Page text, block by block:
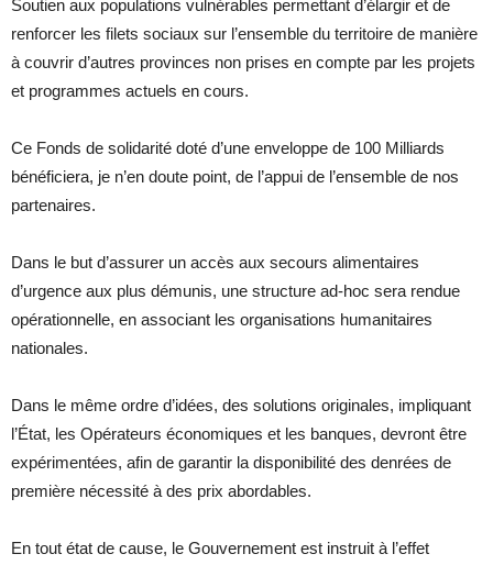
Soutien aux populations vulnérables permettant d’élargir et de
renforcer les filets sociaux sur l’ensemble du territoire de manière
à couvrir d’autres provinces non prises en compte par les projets
et programmes actuels en cours.
Ce Fonds de solidarité doté d’une enveloppe de 100 Milliards
bénéficiera, je n’en doute point, de l’appui de l’ensemble de nos
partenaires.
Dans le but d’assurer un accès aux secours alimentaires
d’urgence aux plus démunis, une structure ad-hoc sera rendue
opérationnelle, en associant les organisations humanitaires
nationales.
Dans le même ordre d’idées, des solutions originales, impliquant
l’État, les Opérateurs économiques et les banques, devront être
expérimentées, afin de garantir la disponibilité des denrées de
première nécessité à des prix abordables.
En tout état de cause, le Gouvernement est instruit à l’effet